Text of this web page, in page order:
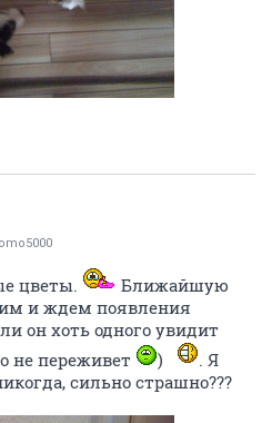
цветы.
Ближайшую
и ждем появления
он хоть одного увидит
не переживет
)
. Я
сильно страшно???